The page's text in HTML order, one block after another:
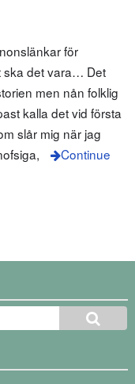
för
ska det vara… Det
men nån folklig
kalla det vid första
slår mig när jag
Continue